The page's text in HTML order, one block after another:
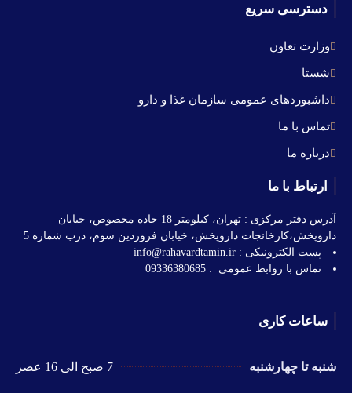
دسترسی سریع
وزارت تعاون
شستا
داشبوردهای عمومی سازمان غذا و دارو
تماس با ما
درباره ما
ارتباط با ما
آدرس دفتر مرکزی : تهران، کیلومتر 18 جاده مخصوص، خیابان
داروپخش،کارخانجات داروپخش، خیابان فروردین سوم، درب شماره 5
پست الکترونیکی : info@rahavardtamin.ir
تماس با روابط عمومی : 09336380685
ساعات کاری
شنبه تا چهارشنبه 7 صبح الی 16 عصر